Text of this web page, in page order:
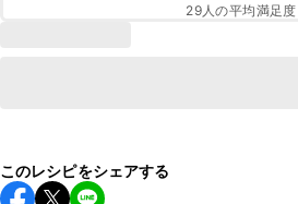
29人の平均満足度
このレシピをシェアする